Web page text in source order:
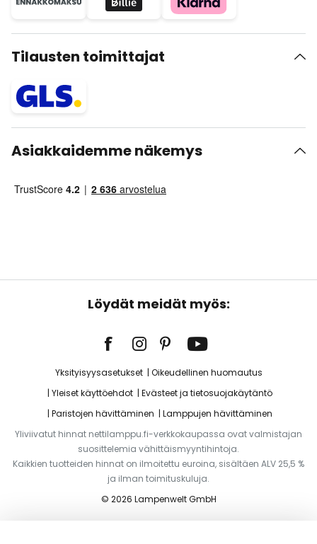
Tilausten toimittajat
Asiakkaidemme näkemys
Löydät meidät myös:
Yksityisyysasetukset
Oikeudellinen huomautus
Yleiset käyttöehdot
Evästeet ja tietosuojakäytäntö
Paristojen hävittäminen
Lamppujen hävittäminen
Yliviivatut hinnat nettilamppu.fi-verkkokaupassa ovat valmistajan
suosittelemia vähittäismyyntihintoja.
Kaikkien tuotteiden hinnat on ilmoitettu euroina, sisältäen ALV 25,5 %
ja ilman toimituskuluja.
© 2026 Lampenwelt GmbH